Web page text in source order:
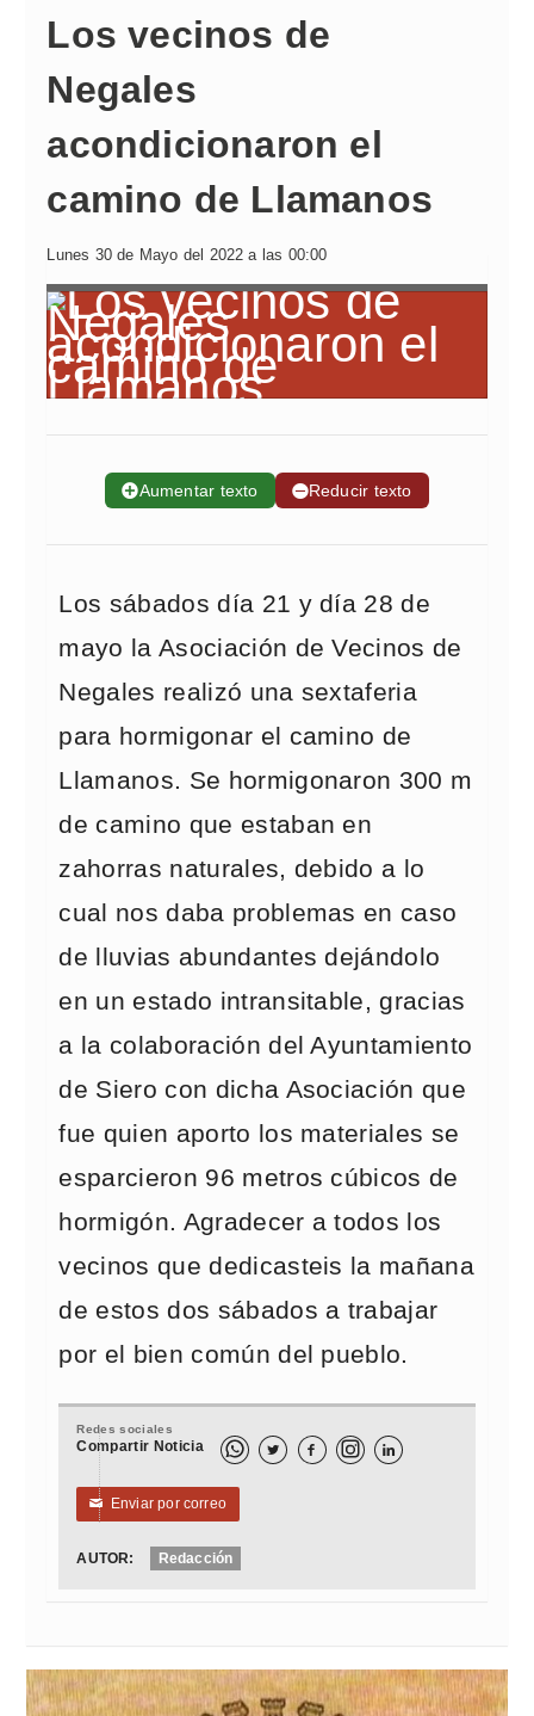
Los vecinos de
Negales
acondicionaron el
camino de Llamanos
Lunes 30 de Mayo del 2022 a las 00:00
➕Aumentar texto ➖Reducir texto
Los sábados día 21 y día 28 de
mayo la Asociación de Vecinos de
Negales realizó una sextaferia
para hormigonar el camino de
Llamanos. Se hormigonaron 300 m
de camino que estaban en
zahorras naturales, debido a lo
cual nos daba problemas en caso
de lluvias abundantes dejándolo
en un estado intransitable, gracias
a la colaboración del Ayuntamiento
de Siero con dicha Asociación que
fue quien aporto los materiales se
esparcieron 96 metros cúbicos de
hormigón. Agradecer a todos los
vecinos que dedicasteis la mañana
de estos dos sábados a trabajar
por el bien común del pueblo.
Redes sociales
Compartir Noticia   
✉ Enviar por correo
AUTOR: Redacción